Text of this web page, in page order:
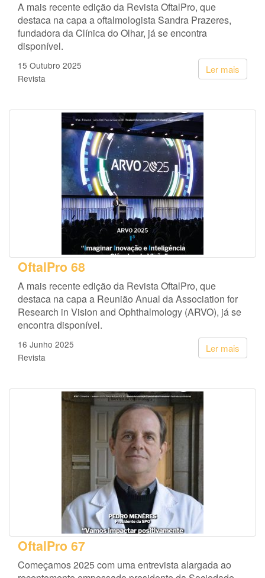
A mais recente edição da Revista OftalPro, que
destaca na capa a oftalmologista Sandra Prazeres,
fundadora da Clínica do Olhar, já se encontra
disponível.
Ler mais
15 Outubro 2025
Revista
OftalPro 68
A mais recente edição da Revista OftalPro, que
destaca na capa a Reunião Anual da Association for
Research in Vision and Ophthalmology (ARVO), já se
encontra disponível.
Ler mais
16 Junho 2025
Revista
OftalPro 67
Começamos 2025 com uma entrevista alargada ao